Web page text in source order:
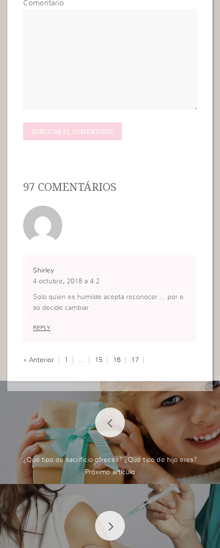
Comentario
97 COMENTÁRIOS
Shirley
4 octubre, 2018 a 4:2
Solo quien es humilde acepta reconocer … por e
so decide cambiar
REPLY
« Anterior 1 … 15 16 17
¿Qué tipo de sacrificio ofreces? ¿Qué tipo de hijo eres?